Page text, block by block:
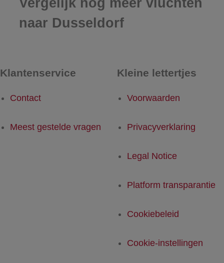
Vergelijk nog meer vluchten
naar Dusseldorf
Klantenservice
Contact
Meest gestelde vragen
Kleine lettertjes
Voorwaarden
Privacyverklaring
Legal Notice
Platform transparantie
Cookiebeleid
Cookie-instellingen